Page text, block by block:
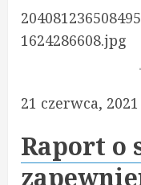
1624286608.jpg
21 czerwca, 2021
Raport o